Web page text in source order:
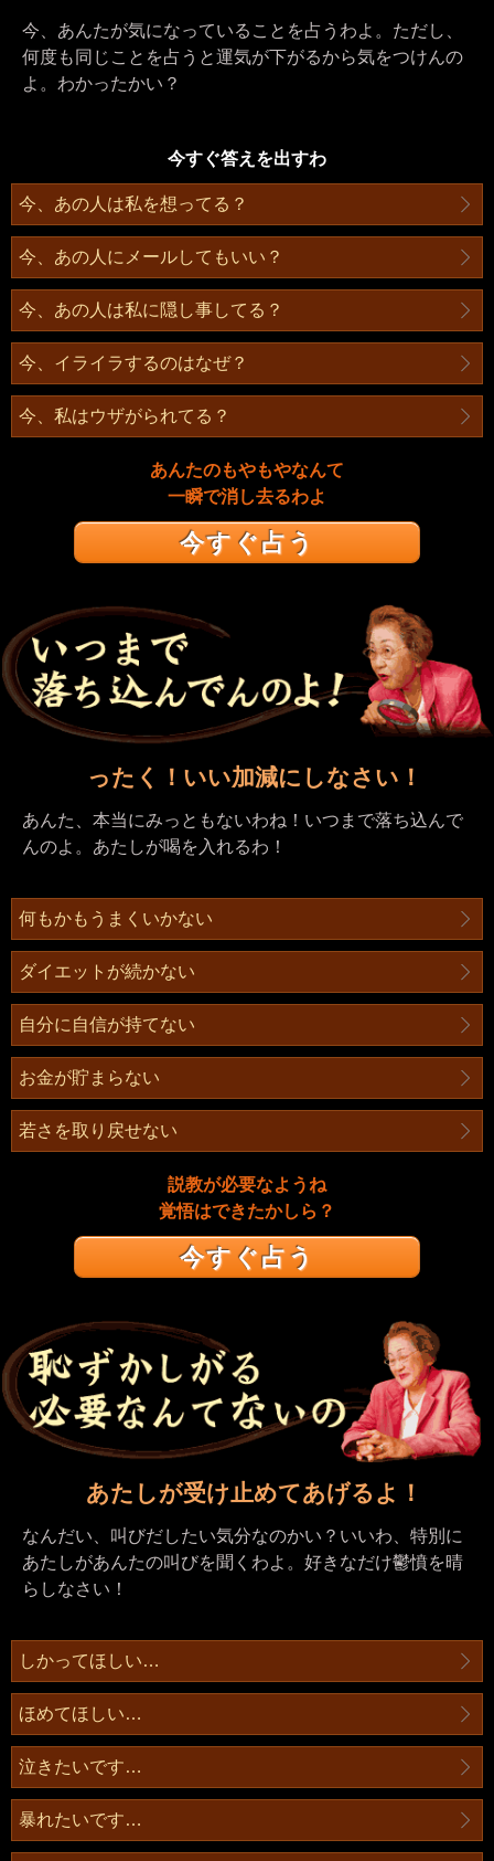
今、あんたが気になっていることを占うわよ。ただし、
何度も同じことを占うと運気が下がるから気をつけんの
よ。わかったかい？
今すぐ答えを出すわ
今、あの人は私を想ってる？
今、あの人にメールしてもいい？
今、あの人は私に隠し事してる？
今、イライラするのはなぜ？
今、私はウザがられてる？
あんたのもやもやなんて
一瞬で消し去るわよ
今すぐ占う
ったく！いい加減にしなさい！
あんた、本当にみっともないわね！いつまで落ち込んで
んのよ。あたしが喝を入れるわ！
何もかもうまくいかない
ダイエットが続かない
自分に自信が持てない
お金が貯まらない
若さを取り戻せない
説教が必要なようね
覚悟はできたかしら？
今すぐ占う
あたしが受け止めてあげるよ！
なんだい、叫びだしたい気分なのかい？いいわ、特別に
あたしがあんたの叫びを聞くわよ。好きなだけ鬱憤を晴
らしなさい！
しかってほしい…
ほめてほしい…
泣きたいです…
暴れたいです…